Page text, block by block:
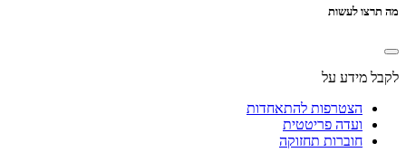
מה תרצו לעשות
לקבל מידע על
הצטרפות להתאחדות
ועדה פריטטית
חוברות תחזוקה